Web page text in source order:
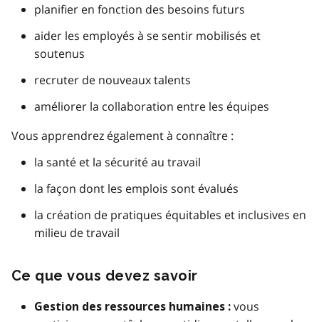
planifier en fonction des besoins futurs
aider les employés à se sentir mobilisés et
soutenus
recruter de nouveaux talents
améliorer la collaboration entre les équipes
Vous apprendrez également à connaître :
la santé et la sécurité au travail
la façon dont les emplois sont évalués
la création de pratiques équitables et inclusives en
milieu de travail
Ce que vous devez savoir
Gestion des ressources humaines : vous